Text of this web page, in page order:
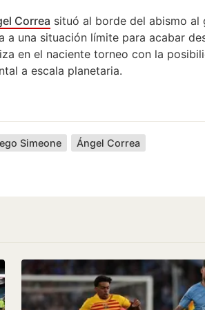
Correa situó al borde del abismo al
a una situación límite para acabar
en el naciente torneo con la
a escala planetaria.
Simeone Ángel Correa